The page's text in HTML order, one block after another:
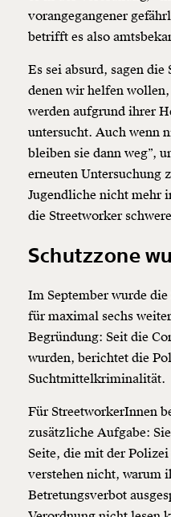
kannst.
vorangegangener
betrifft es also
Es sei absurd, sagen
denen wir helfen
werden aufgrund ihrer
untersucht. Auch wenn
bleiben sie dann weg”,
erneuten Untersuchung
Jugendliche nicht mehr
die Streetworker
Schutzzone
Im September wurde
für maximal sechs
Begründung: Seit die
wurden, berichtet die
Suchtmittelkriminalität.
Für StreetworkerInnen
zusätzliche Aufgabe:
Seite, die mit der
verstehen nicht, warum
Betretungsverbot